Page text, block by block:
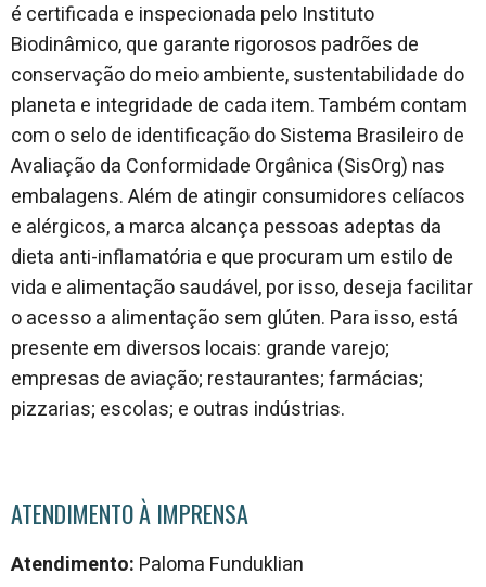
é certificada e inspecionada pelo Instituto
Biodinâmico, que garante rigorosos padrões de
conservação do meio ambiente, sustentabilidade do
planeta e integridade de cada item. Também contam
com o selo de identificação do Sistema Brasileiro de
Avaliação da Conformidade Orgânica (SisOrg) nas
embalagens. Além de atingir consumidores celíacos
e alérgicos, a marca alcança pessoas adeptas da
dieta anti-inflamatória e que procuram um estilo de
vida e alimentação saudável, por isso, deseja facilitar
o acesso a alimentação sem glúten. Para isso, está
presente em diversos locais: grande varejo;
empresas de aviação; restaurantes; farmácias;
pizzarias; escolas; e outras indústrias.
ATENDIMENTO À IMPRENSA
Atendimento: Paloma Funduklian